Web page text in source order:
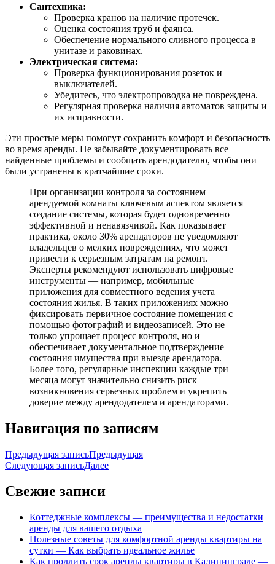
Сантехника:
Проверка кранов на наличие протечек.
Оценка состояния труб и фаянса.
Обеспечение нормального сливного процесса в
унитазе и раковинах.
Электрическая система:
Проверка функционирования розеток и
выключателей.
Убедитесь, что электропроводка не повреждена.
Регулярная проверка наличия автоматов защиты и
их исправности.
Эти простые меры помогут сохранить комфорт и безопасность
во время аренды. Не забывайте документировать все
найденные проблемы и сообщать арендодателю, чтобы они
были устранены в кратчайшие сроки.
При организации контроля за состоянием
арендуемой комнаты ключевым аспектом является
создание системы, которая будет одновременно
эффективной и ненавязчивой. Как показывает
практика, около 30% арендаторов не уведомляют
владельцев о мелких повреждениях, что может
привести к серьезным затратам на ремонт.
Эксперты рекомендуют использовать цифровые
инструменты — например, мобильные
приложения для совместного ведения учета
состояния жилья. В таких приложениях можно
фиксировать первичное состояние помещения с
помощью фотографий и видеозаписей. Это не
только упрощает процесс контроля, но и
обеспечивает документальное подтверждение
состояния имущества при выезде арендатора.
Более того, регулярные инспекции каждые три
месяца могут значительно снизить риск
возникновения серьезных проблем и укрепить
доверие между арендодателем и арендаторами.
Навигация по записям
Предыдущая записьПредыдущая
Следующая записьДалее
Свежие записи
Коттеджные комплексы — преимущества и недостатки
аренды для вашего отдыха
Полезные советы для комфортной аренды квартиры на
сутки — Как выбрать идеальное жилье
Как продлить срок аренды квартиры в Калининграде —